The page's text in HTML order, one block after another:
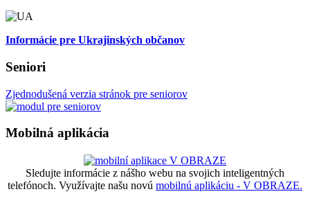
Informácie pre Ukrajinských občanov
Seniori
Zjednodušená verzia stránok pre seniorov
Mobilná aplikácia
Sledujte informácie z nášho webu na svojich inteligentných
telefónoch. Využívajte našu novú mobilnú aplikáciu - V OBRAZE.